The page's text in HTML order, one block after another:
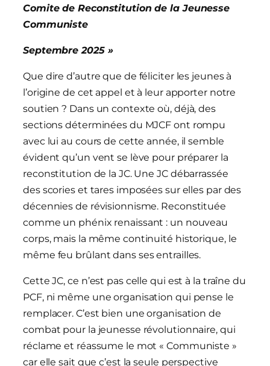
Comite de Reconstitution de la Jeunesse
Communiste
Septembre 2025 »
Que dire d’autre que de féliciter les jeunes à
l’origine de cet appel et à leur apporter notre
soutien ? Dans un contexte où, déjà, des
sections déterminées du MJCF ont rompu
avec lui au cours de cette année, il semble
évident qu’un vent se lève pour préparer la
reconstitution de la JC. Une JC débarrassée
des scories et tares imposées sur elles par des
décennies de révisionnisme. Reconstituée
comme un phénix renaissant : un nouveau
corps, mais la même continuité historique, le
même feu brûlant dans ses entrailles.
Cette JC, ce n’est pas celle qui est à la traîne du
PCF, ni même une organisation qui pense le
remplacer. C’est bien une organisation de
combat pour la jeunesse révolutionnaire, qui
réclame et réassume le mot « Communiste »
car elle sait que c’est la seule perspective